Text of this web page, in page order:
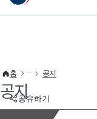
이 누리집은 대한민국 공식
공유하기
홈 공지
공지